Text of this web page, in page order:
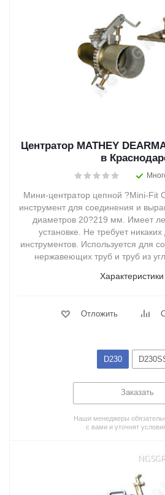
Центратор MATHEY
в
Мини-центратор цепной ?Mini-Fit
инструмент для соединения и
диаметров 20?219 мм. Имеет
установке. Не требует
инструментов. Используется для
нержавеющих труб и труб из
Характеристики
Отложить
D230
Заказать
Наши менеджеры
с вами и уточнят